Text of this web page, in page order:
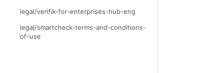
legal/verifik-for-enterprises-hub-eng
legal/smartcheck-terms-and-conditions-
of-use